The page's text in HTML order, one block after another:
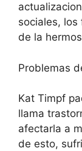
sociales,
de la
Problemas
Kat Timpf
llama
afectarla a
de esto,